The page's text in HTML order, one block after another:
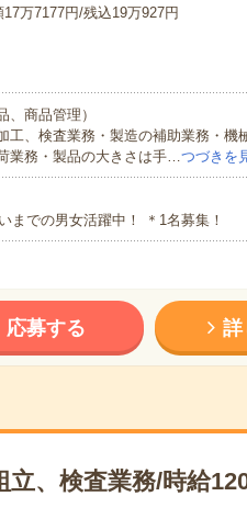
万7177円/残込19万927円
商品管理）
、検査業務・製造の補助業務・機
業務・製品の大きさは手… つづきを
までの男女活躍中！ ＊1名募集！
応募する 詳
、検査業務/時給